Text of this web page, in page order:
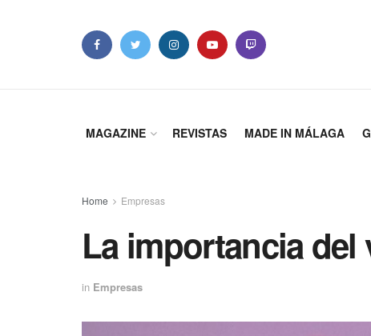
MAGAZINE REVISTAS MADE IN MÁLAGA
Home Empresas
La importancia
in Empresas